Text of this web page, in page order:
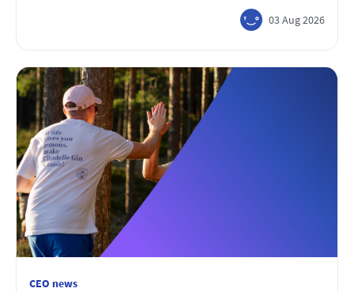
03 Aug 2026
CEO news